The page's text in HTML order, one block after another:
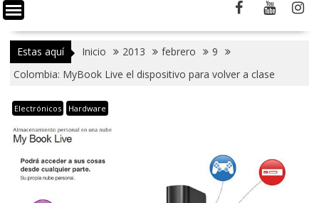
Estas aquí Inicio 2013 febrero
9
Colombia: MyBook Live el dispositivo para volver a clase
Electrónicos Hardware